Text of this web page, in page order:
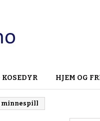
KOSEDYR HJEM OG